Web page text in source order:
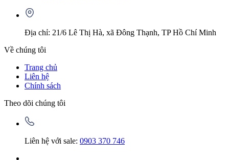
Địa chỉ: 21/6 Lê Thị Hà, xã Đông Thạnh, TP Hồ Chí Minh
Về chúng tôi
Trang chủ
Liên hệ
Chính sách
Theo dõi chúng tôi
Liên hệ với sale: 0903 370 746